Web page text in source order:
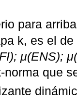
para
k, es el
μ(ENS);
norma que